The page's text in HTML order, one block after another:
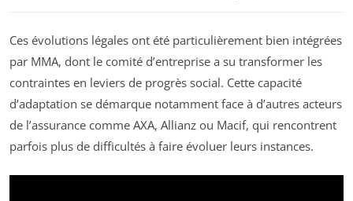
Ces évolutions légales ont été particulièrement bien intégrées
par MMA, dont le comité d’entreprise a su transformer les
contraintes en leviers de progrès social. Cette capacité
d’adaptation se démarque notamment face à d’autres acteurs
de l’assurance comme AXA, Allianz ou Macif, qui rencontrent
parfois plus de difficultés à faire évoluer leurs instances.